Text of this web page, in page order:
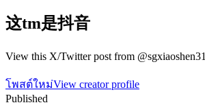
这tm是抖音
View this X/Twitter post from
โพสต์ใหม่View creator profile
Published